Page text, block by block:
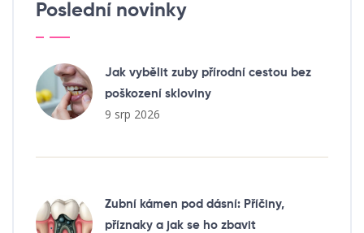
Poslední novinky
Jak vybělit zuby přírodní cestou bez
poškození skloviny
9 srp 2026
Zubní kámen pod dásní: Příčiny,
příznaky a jak se ho zbavit